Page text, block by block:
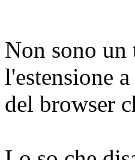
Non sono un
l'estensione a
del browser